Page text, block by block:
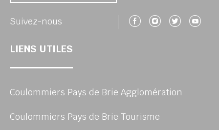
Suivez-nous Suivez-nous
Suivez-
LIENS UTILES
Coulommiers Pays de Brie Agglomération
Coulommiers Pays de Brie Tourisme